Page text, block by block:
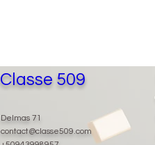
Classe 509
Delmas 71
contact@classe509.com